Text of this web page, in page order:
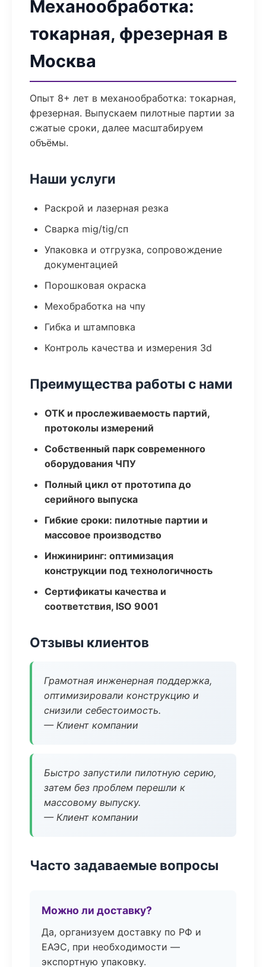
Механообработка:
токарная, фрезерная в
Москва
Опыт 8+ лет в механообработка: токарная,
фрезерная. Выпускаем пилотные партии за
сжатые сроки, далее масштабируем
объёмы.
Наши услуги
Раскрой и лазерная резка
Сварка mig/tig/сп
Упаковка и отгрузка, сопровождение
документацией
Порошковая окраска
Мехобработка на чпу
Гибка и штамповка
Контроль качества и измерения 3d
Преимущества работы с нами
ОТК и прослеживаемость партий,
протоколы измерений
Собственный парк современного
оборудования ЧПУ
Полный цикл от прототипа до
серийного выпуска
Гибкие сроки: пилотные партии и
массовое производство
Инжиниринг: оптимизация
конструкции под технологичность
Сертификаты качества и
соответствия, ISO 9001
Отзывы клиентов
Грамотная инженерная поддержка,
оптимизировали конструкцию и
снизили себестоимость.
— Клиент компании
Быстро запустили пилотную серию,
затем без проблем перешли к
массовому выпуску.
— Клиент компании
Часто задаваемые вопросы
Можно ли доставку?
Да, организуем доставку по РФ и
ЕАЭС, при необходимости —
экспортную упаковку.